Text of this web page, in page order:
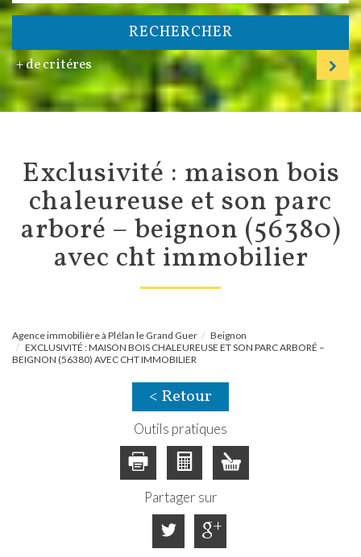
RECHERCHER
+ de critéres
exclusivité : maison bois
chaleureuse et son parc
arboré – beignon (56380)
avec cht immobilier
Agence immobilière à Plélan le Grand Guer
Beignon
EXCLUSIVITÉ : MAISON BOIS CHALEUREUSE ET SON PARC ARBORÉ –
BEIGNON (56380) AVEC CHT IMMOBILIER
< Retour
Outils pratiques
Partager sur